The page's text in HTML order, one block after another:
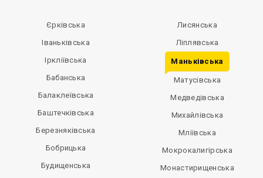
Єрківська
Іваньківська
Іркліївська
Бабанська
Балаклеївська
Баштечківська
Березняківська
Бобрицька
Будищенська
Лисянська
Ліплявська
Маньківська
Матусівська
Медведівська
Михайлівська
Мліївська
Мокрокалигірська
Монастирищенська